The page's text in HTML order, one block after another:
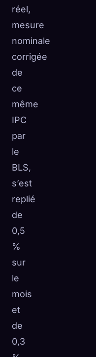
réel,
mesure
nominale
corrigée
de
ce
même
IPC
par
le
BLS,
s’est
replié
de
0,5
%
sur
le
mois
et
de
0,3